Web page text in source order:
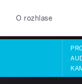
O rozhlase